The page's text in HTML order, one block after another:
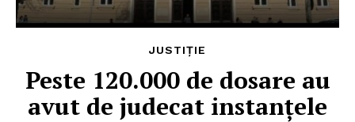
JUSTIȚIE
Peste 120.000 de dosare au
avut de judecat instanțele